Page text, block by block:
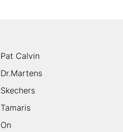
Pat Calvin
Dr.Martens
Skechers
Tamaris
On